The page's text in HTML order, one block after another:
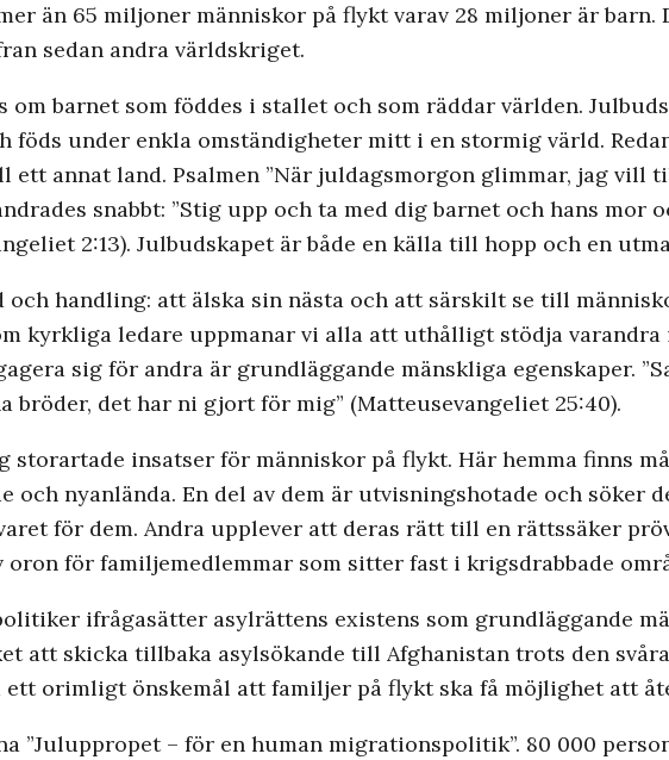
än 65 miljoner människor på flykt varav 28 miljoner är
sedan andra världskriget.
om barnet som föddes i stallet och som räddar världen.
föds under enkla omständigheter mitt i en stormig värld.
annat land. Psalmen ”När juldagsmorgon glimmar, jag vill
snabbt: ”Stig upp och ta med dig barnet och hans mor
2:13). Julbudskapet är både en källa till hopp och en
och handling: att älska sin nästa och att särskilt se till
kyrkliga ledare uppmanar vi alla att uthålligt stödja
sig för andra är grundläggande mänskliga egenskaper.
bröder, det har ni gjort för mig” (Matteusevangeliet 25:40).
storartade insatser för människor på flykt. Här hemma finns
och nyanlända. En del av dem är utvisningshotade och söker
för dem. Andra upplever att deras rätt till en rättssäker
för familjemedlemmar som sitter fast i krigsdrabbade
ifrågasätter asylrättens existens som grundläggande
att skicka tillbaka asylsökande till Afghanistan trots den
ett orimligt önskemål att familjer på flykt ska få möjlighet att
”Juluppropet – för en human migrationspolitik”. 80 000